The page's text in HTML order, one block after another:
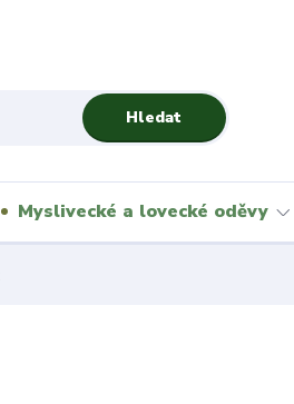
Hledat
Myslivecké a lovecké oděvy